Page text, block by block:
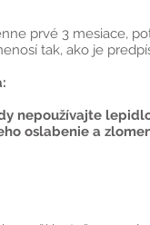
prvé 3 mesiace,
tak, ako je
nepoužívajte
oslabenie a